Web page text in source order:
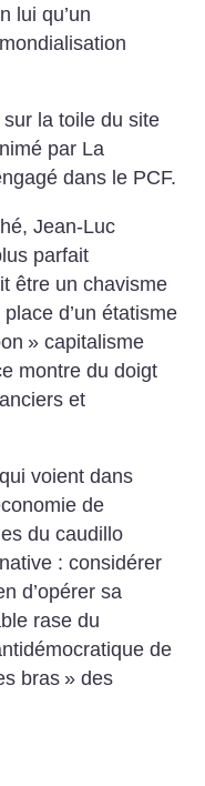
lui qu’un
la toile du site
par La
dans le PCF.
Jean-Luc
parfait
être un chavisme
d’un étatisme
» capitalisme
montre du doigt
et
voient dans
de
du caudillo
: considérer
d’opérer sa
rase du
de
bras » des